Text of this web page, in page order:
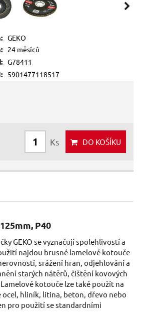
GEKO
24 měsíců
G78411
5901477118517
Ks DO KOŠÍKU
P40
GEKO se vyznačují spolehlivostí a
najdou brusné lamelové kotouče
srážení hran, odjehlování a
starých nátěrů, čištění kovových
kotouče lze také použít na
ocel, hliník, litina, beton, dřevo nebo
pro použití se standardními